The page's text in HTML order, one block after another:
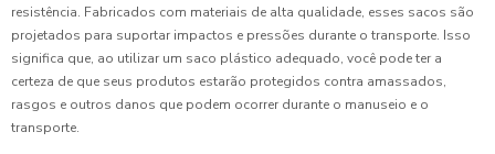
resistência. Fabricados com materiais de alta qualidade, esses sacos são
projetados para suportar impactos e pressões durante o transporte. Isso
significa que, ao utilizar um saco plástico adequado, você pode ter a
certeza de que seus produtos estarão protegidos contra amassados,
rasgos e outros danos que podem ocorrer durante o manuseio e o
transporte.